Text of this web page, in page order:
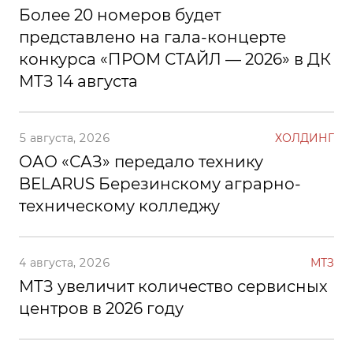
Более 20 номеров будет
представлено на гала-концерте
конкурса «ПРОМ СТАЙЛ — 2026» в ДК
МТЗ 14 августа
5 августа, 2026 ХОЛДИНГ
ОАО «САЗ» передало технику
BELARUS Березинскому аграрно-
техническому колледжу
4 августа, 2026 МТЗ
МТЗ увеличит количество сервисных
центров в 2026 году